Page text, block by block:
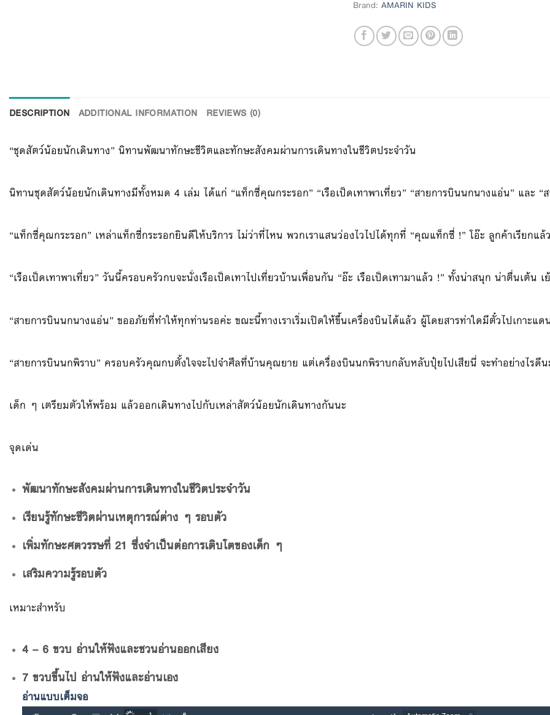
Brand: AMARIN KIDS
DESCRIPTION ADDITIONAL INFORMATION REVIEWS (0)
“ชุดสัตว์น้อยนักเดินทาง” นิทานพัฒนาทักษะชีวิตและทักษะสังคมผ่านการเดินทางในชีวิตประจำวัน
นิทานชุดสัตว์น้อยนักเดินทางมีทั้งหมด 4 เล่ม ได้แก่ “แท็กซี่คุณกระรอก” “เรือเป็ดเทาพาเที่ยว” “สายการบินนกนางแอ่น” และ “
“แท็กซี่คุณกระรอก” เหล่าแท็กซี่กระรอกยินดีให้บริการ ไม่ว่าที่ไหน พวกเราแสนว่องไวไปได้ทุกที่ “คุณแท็กซี่ !” โอ๊ะ ลูกค้าเรียกแ
“เรือเป็ดเทาพาเที่ยว” วันนี้ครอบครัวกบจะนั่งเรือเป็ดเทาไปเที่ยวบ้านเพื่อนกัน “อ๊ะ เรือเป็ดเทามาแล้ว !” ทั้งน่าสนุก น่าตื่นเต้น
“สายการบินนกนางแอ่น” ขออภัยที่ทำให้ทุกท่านรอค่ะ ขณะนี้ทางเราเริ่มเปิดให้ขึ้นเครื่องบินได้แล้ว ผู้โดยสารท่าใดมีตั๋วไปเกาะ
“สายการบินนกพิราบ” ครอบครัวคุณกบตั้งใจจะไปจำศีลที่บ้านคุณยาย แต่เครื่องบินนกพิราบกลับหลับปุ๋ยไปเสียนี่ จะทำอย่างไรดี
เด็ก ๆ เตรียมตัวให้พร้อม แล้วออกเดินทางไปกับเหล่าสัตว์น้อยนักเดินทางกันนะ
จุดเด่น
พัฒนาทักษะสังคมผ่านการเดินทางในชีวิตประจำวัน
เรียนรู้ทักษะชีวิตผ่านเหตุการณ์ต่าง ๆ รอบตัว
เพิ่มทักษะศตวรรษที่ 21 ซึ่งจำเป็นต่อการเติบโตของเด็ก ๆ
เสริมความรู้รอบตัว
เหมาะสำหรับ
4 – 6 ขวบ อ่านให้ฟังและชวนอ่านออกเสียง
7 ขวบขึ้นไป อ่านให้ฟังและอ่านเอง
อ่านแบบเต็มจอ